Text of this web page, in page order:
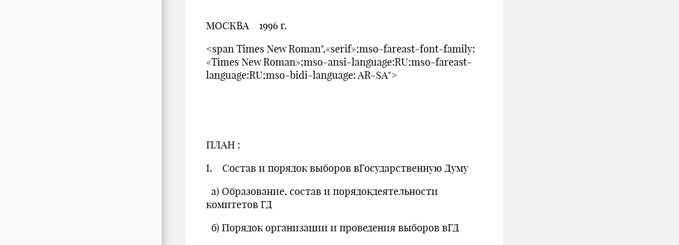
МОСКВА 1996 г.
<span Times New Roman",«serif»;mso-fareast-font-family:
«Times New Roman»;mso-ansi-language:RU;mso-fareast-
language:RU;mso-bidi-language: AR-SA">
ПЛАН :
I. Состав и порядок выборов вГосударственную Думу
а) Образование, состав и порядокдеятельности
комитетов ГД
б) Порядок организации и проведения выборов вГД